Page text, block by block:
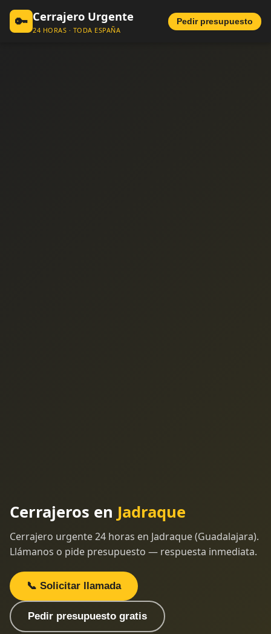
🔑 Cerrajero Urgente
24 HORAS · TODA ESPAÑA
Pedir presupuesto
Cerrajeros en Jadraque
Cerrajero urgente 24 horas en Jadraque (Guadalajara).
Llámanos o pide presupuesto — respuesta inmediata.
📞 Solicitar llamada
Pedir presupuesto gratis